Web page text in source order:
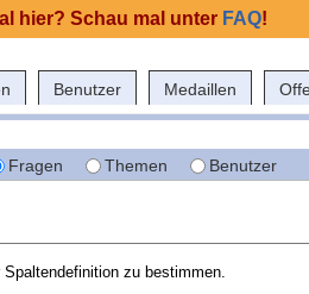
Benutzer Medaillen
Fragen Themen Benutzer
zu bestimmen.
hier? Schau mal unter FAQ!